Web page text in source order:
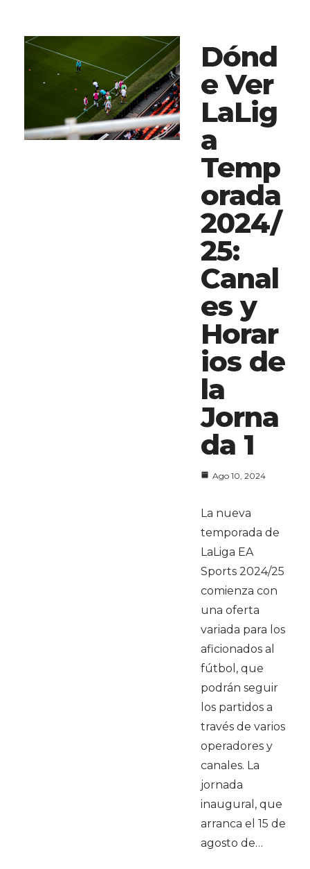
Dónd
e Ver
LaLig
a
Temp
orada
2024/
25:
Canal
es y
Horar
ios de
la
Jorna
da 1
Ago 10, 2024
La nueva
temporada de
LaLiga EA
Sports 2024/25
comienza con
una oferta
variada para los
aficionados al
fútbol, que
podrán seguir
los partidos a
través de varios
operadores y
canales. La
jornada
inaugural, que
arranca el 15 de
agosto de…